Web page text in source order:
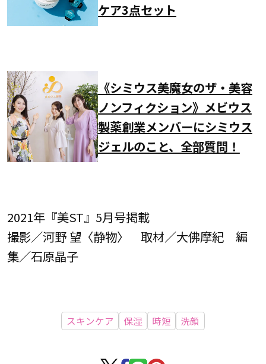
ケア3点セット
《シミウス美魔女のザ・美容
ノンフィクション》メビウス
製薬創業メンバーにシミウス
ジェルのこと、全部質問！
2021年『美ST』5月号掲載
撮影／河野 望〈静物〉 取材／大佛摩紀 編
集／石原晶子
スキンケア 保湿 時短 洗顔